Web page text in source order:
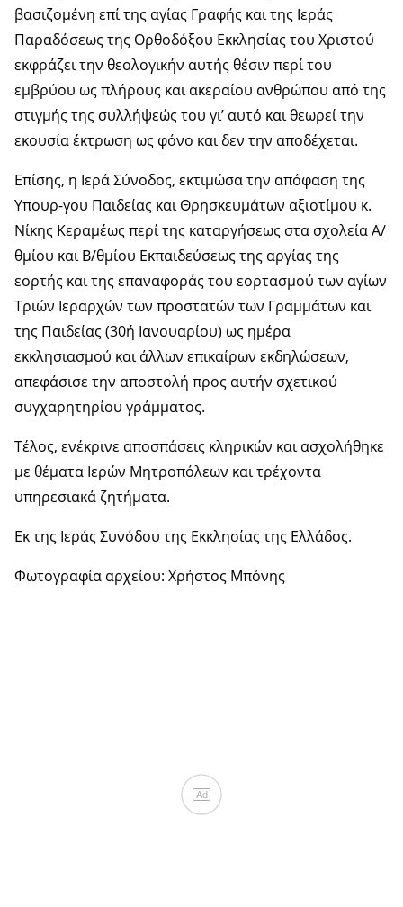
βασιζομένη επί της αγίας Γραφής και της Ιεράς
Παραδόσεως της Ορθοδόξου Εκκλησίας του Χριστού
εκφράζει την θεολογικήν αυτής θέσιν περί του
εμβρύου ως πλήρους και ακεραίου ανθρώπου από της
στιγμής της συλλήψεώς του γι’ αυτό και θεωρεί την
εκουσία έκτρωση ως φόνο και δεν την αποδέχεται.
Επίσης, η Ιερά Σύνοδος, εκτιμώσα την απόφαση της
Υπουρ-γου Παιδείας και Θρησκευμάτων αξιοτίμου κ.
Νίκης Κεραμέως περί της καταργήσεως στα σχολεία Α/
θμίου και Β/θμίου Εκπαιδεύσεως της αργίας της
εορτής και της επαναφοράς του εορτασμού των αγίων
Τριών Ιεραρχών των προστατών των Γραμμάτων και
της Παιδείας (30ή Ιανουαρίου) ως ημέρα
εκκλησιασμού και άλλων επικαίρων εκδηλώσεων,
απεφάσισε την αποστολή προς αυτήν σχετικού
συγχαρητηρίου γράμματος.
Τέλος, ενέκρινε αποσπάσεις κληρικών και ασχολήθηκε
με θέματα Ιερών Μητροπόλεων και τρέχοντα
υπηρεσιακά ζητήματα.
Εκ της Ιεράς Συνόδου της Εκκλησίας της Ελλάδος.
Φωτογραφία αρχείου: Χρήστος Μπόνης
Ad